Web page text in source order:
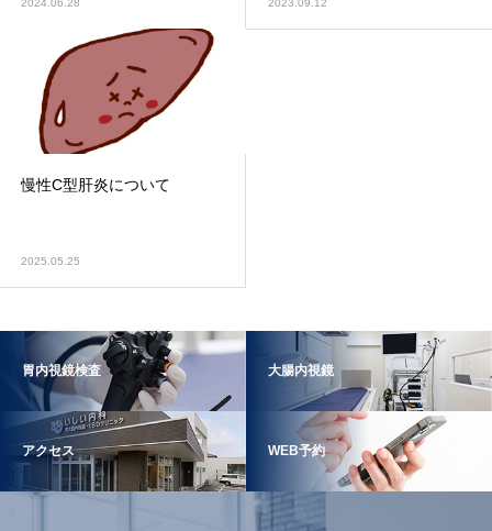
2024.06.28 2023.09.12
慢性C型肝炎について
2025.05.25
胃内視鏡検査 大腸内視鏡
アクセス WEB予約